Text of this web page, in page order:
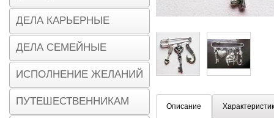
Описание
ДЕЛА КАРЬЕРНЫЕ
ДЕЛА СЕМЕЙНЫЕ
ИСПОЛНЕНИЕ ЖЕЛАНИЙ
ПУТЕШЕСТВЕННИКАМ